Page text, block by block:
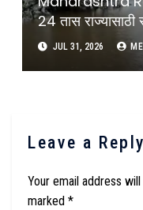
24 तास राज्यासाठी
अतिवृष्टीची शक्यता,
अलर्ट ? :
JUL 31, 2026
Leave a Reply
Your email address
marked *